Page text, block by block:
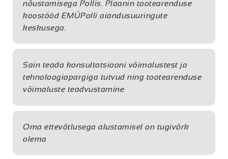
nõustamisega Pollis. Plaanin tootearenduse
koostööd EMÜPolli aiandusuuringute
keskusega.
Sain teada konsultatsiooni võimalustest ja
tehnoloogiapargiga tutvud ning tootearenduse
võimaluste teadvustamine
Oma ettevõtlusega alustamisel on tugivõrk
olema